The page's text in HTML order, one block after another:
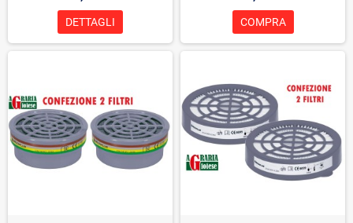
DETTAGLI COMPRA